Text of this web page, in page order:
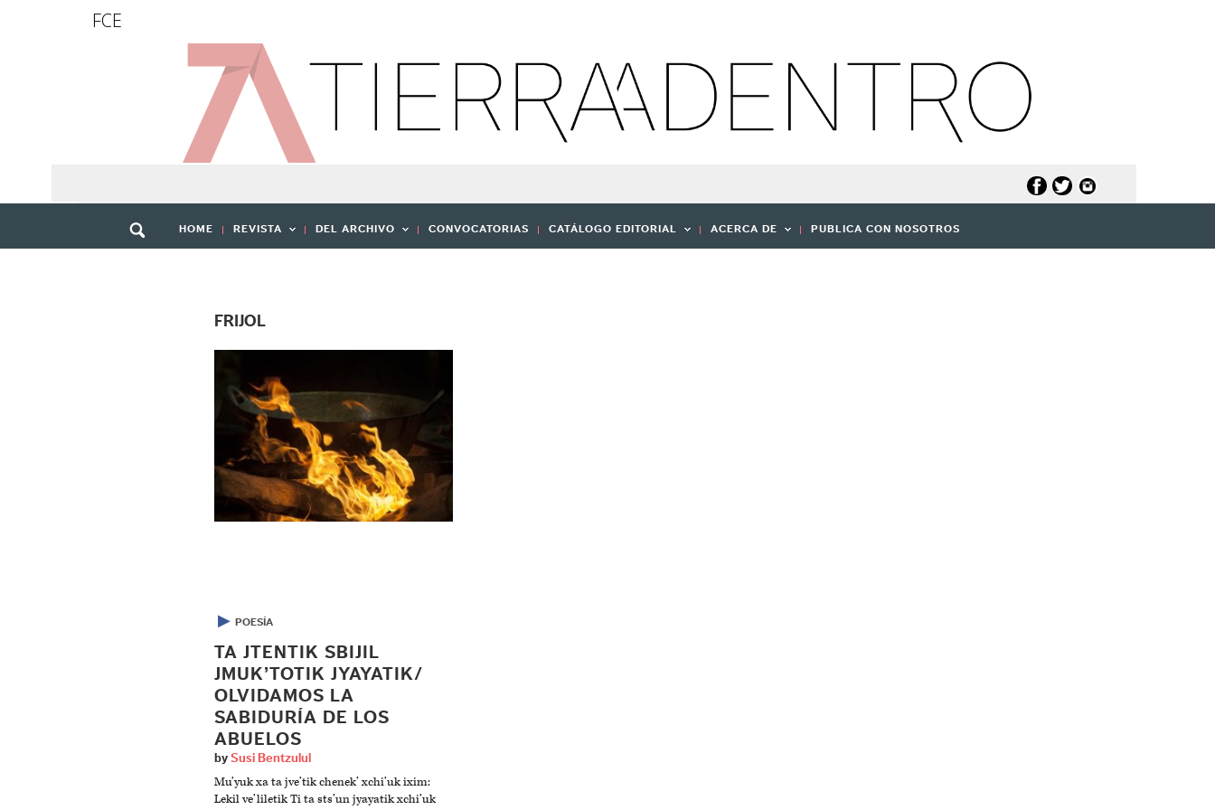
FCE
HOME REVISTA DEL ARCHIVO CONVOCATORIAS CATÁLOGO EDITORIAL ACERCA DE PUBLICA CON NOSOTROS
FRIJOL
▶ POESÍA
TA JTENTIK SBIJIL
JMUK’TOTIK JYAYATIK/
OLVIDAMOS LA
SABIDURÍA DE LOS
ABUELOS
by Susi Bentzulul
Mu’yuk xa ta jve’tik chenek’ xchi’uk ixim:
Lekil ve’liletik Ti ta sts’un jyayatik xchi’uk